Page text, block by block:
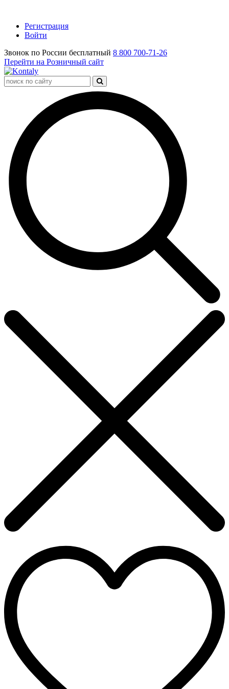
Регистрация
Войти
Звонок по России бесплатный 8 800 700-71-26
Перейти на Розничный сайт